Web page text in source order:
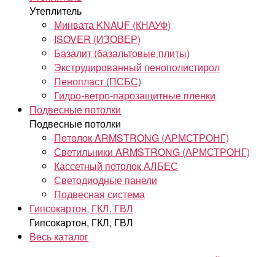
Утеплитель
Минвата KNAUF (КНАУФ)
ISOVER (ИЗОВЕР)
Базалит (базальтовые плиты)
Экструдированный пенополистирол
Пенопласт (ПСБС)
Гидро-ветро-парозащитные пленки
Подвесные потолки
Подвесные потолки
Потолок ARMSTRONG (АРМСТРОНГ)
Светильники ARMSTRONG (АРМСТРОНГ)
Кассетный потолок АЛБЕС
Светодиодные панели
Подвесная система
Гипсокартон, ГКЛ, ГВЛ
Гипсокартон, ГКЛ, ГВЛ
Весь каталог